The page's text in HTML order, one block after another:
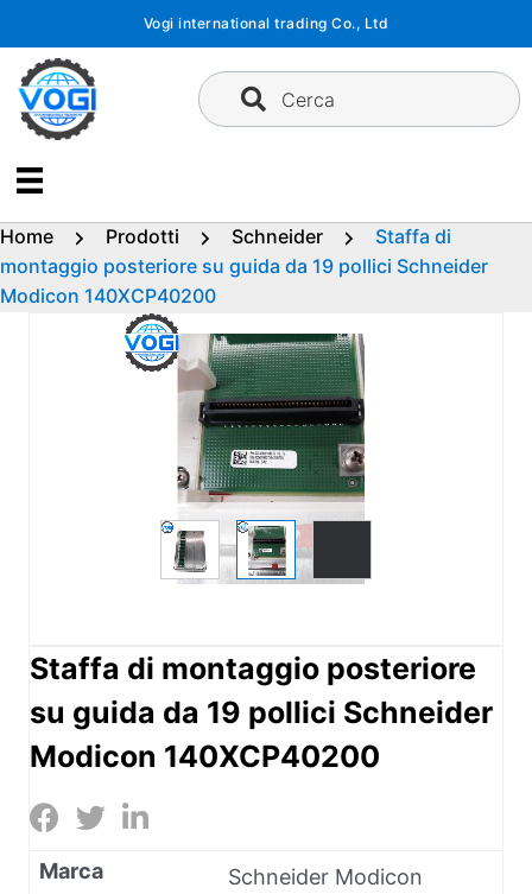
contenuto
Vogi international trading Co., Ltd
Cerca
Home Prodotti Schneider
Staffa di
montaggio posteriore su guida da 19 pollici Schneider
Modicon 140XCP40200
Staffa di montaggio posteriore
su guida da 19 pollici Schneider
Modicon 140XCP40200
Marca
Schneider Modicon